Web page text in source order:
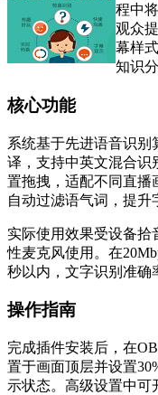
程中
观众
幕样
知识
核心功能
系统基于先进语音识别
译，支持中英文混合识
置拖拽，适配不同直播
自动过滤语气词，提升
实际使用效果受设备拾
性麦克风使用。在
秒以内，文字识别准确
操作指南
完成插件安装后，在
置于画面顶层并设置
示状态。高级设置中可